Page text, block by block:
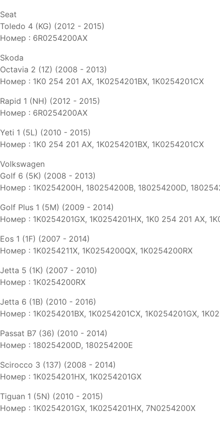
Seat
Toledo 4 (KG) (2012 - 2015)
Номер : 6R0254200AX
Skoda
Octavia 2 (1Z) (2008 - 2013)
Номер : 1K0 254 201 AX, 1K0254201BX, 1K0254201CX
Rapid 1 (NH) (2012 - 2015)
Номер : 6R0254200AX
Yeti 1 (5L) (2010 - 2015)
Номер : 1K0 254 201 AX, 1K0254201BX, 1K0254201CX
Volkswagen
Golf 6 (5K) (2008 - 2013)
Номер : 1K0254200H, 180254200B, 180254200D,
Golf Plus 1 (5M) (2009 - 2014)
Номер : 1K0254201GX, 1K0254201HX, 1K0 254 201 AX,
Eos 1 (1F) (2007 - 2014)
Номер : 1K0254211X, 1K0254200QX, 1K0254200RX
Jetta 5 (1K) (2007 - 2010)
Номер : 1K0254200RX
Jetta 6 (1B) (2010 - 2016)
Номер : 1K0254201BX, 1K0254201CX, 1K0254201GX,
Passat B7 (36) (2010 - 2014)
Номер : 180254200D, 180254200E
Scirocco 3 (137) (2008 - 2014)
Номер : 1K0254201HX, 1K0254201GX
Tiguan 1 (5N) (2010 - 2015)
Номер : 1K0254201GX, 1K0254201HX, 7N0254200X